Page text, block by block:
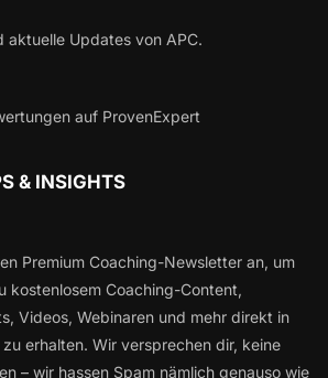
aktuelle Updates von APC.
auf ProvenExpert
& INSIGHTS
Premium Coaching-Newsletter an, um
kostenlosem Coaching-Content,
Videos, Webinaren und mehr direkt in
erhalten. Wir versprechen dir, keine
– wir hassen Spam nämlich genauso wie